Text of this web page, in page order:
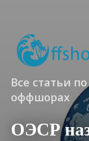
Все статьи
оффшорах
ОЭСР